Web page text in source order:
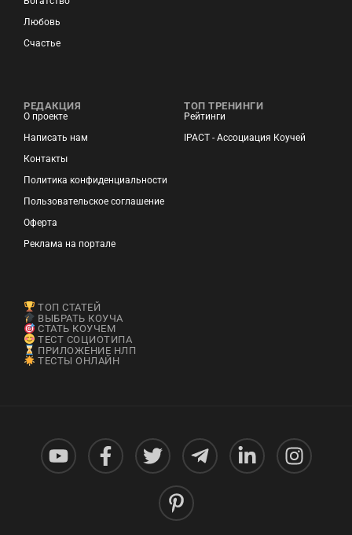
Любовь
Счастье
РЕДАКЦИЯ
О проекте
Написать нам
Контакты
Политика конфиденциальности
Пользовательское соглашение
Оферта
Реклама на портале
ТОП ТРЕНИНГИ
Рейтинги
IPACT - Ассоциация Коучей
ТОП СТАТЕЙ
ВЫБРАТЬ КОУЧА
СТАТЬ КОУЧЕМ
ТЕСТ СОЦИОТИПА
ПРИЛОЖЕНИЕ НЛП
ТЕСТЫ ОНЛАЙН